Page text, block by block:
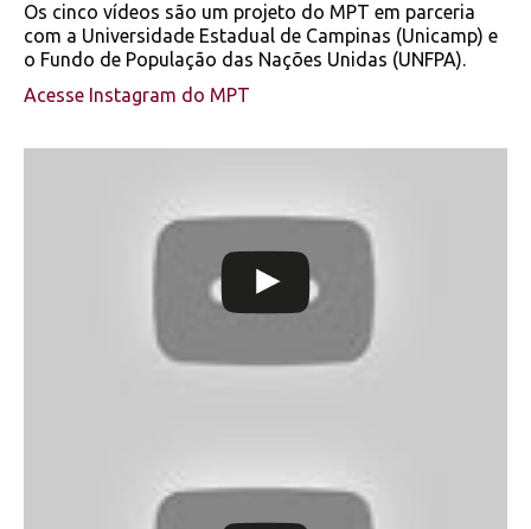
Os cinco vídeos são um projeto do MPT em parceria
com a Universidade Estadual de Campinas (Unicamp) e
o Fundo de População das Nações Unidas (UNFPA).
Acesse Instagram do MPT